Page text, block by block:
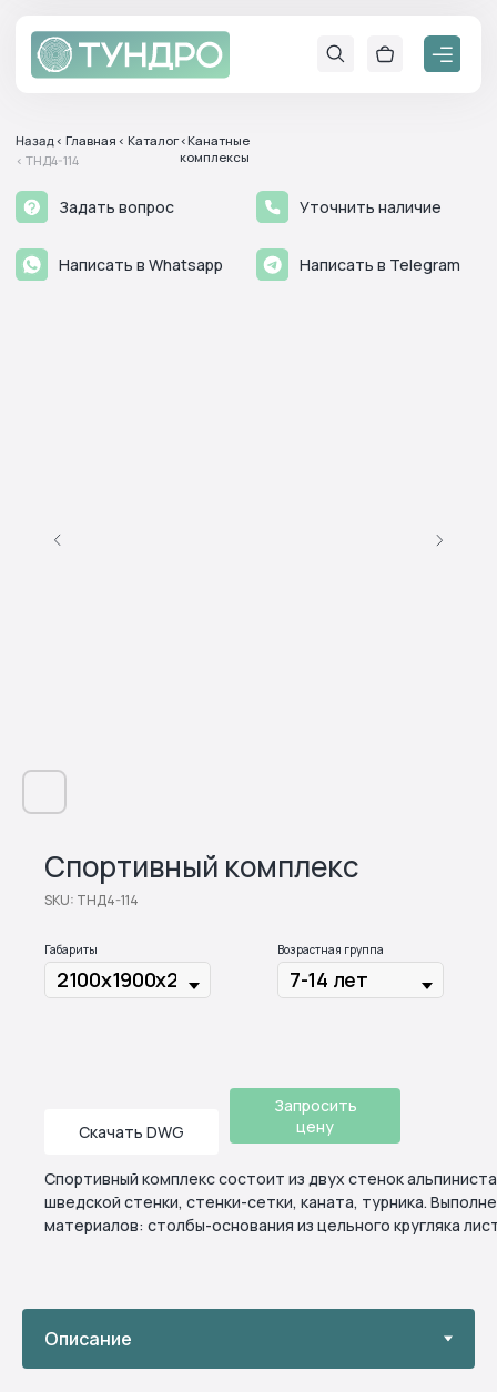
Задать вопрос Уточнить наличие
Написать в Whatsapp Написать в Telegram
Спортивный комплекс
SKU: ТНД4-114
Габариты Возрастная группа
Запросить
цену
Скачать DWG
Спортивный комплекс состоит из двух стенок
шведской стенки, стенки-сетки, каната, турника.
материалов: столбы-основания из цельного кругляка